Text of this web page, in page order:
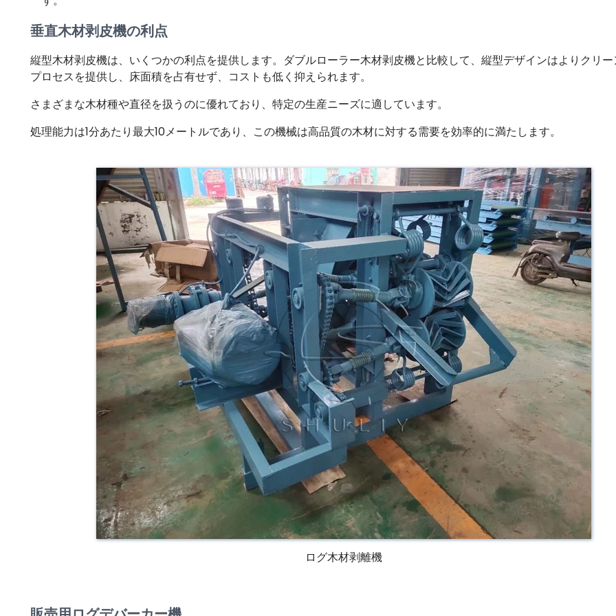
垂直木材剥皮機の利点
縦型木材剥皮機は、いくつかの利点を提供します。ダブルローラー木材剥皮機と比較して、縦型デザインはよりクリ
プロセスを提供し、床面積を占有せず、コストも低く抑えられます。
さまざまな木材種や直径を扱うのに優れており、特定の生産ニーズに適しています。
処理能力は1分あたり最大10メートルであり、この機械は高品質の木材に対する需要を効率的に満たします。
ログ木材剥離機